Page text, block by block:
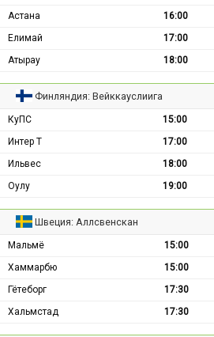
Астана
16:00
Елимай
17:00
Атырау
18:00
Финляндия: Вейккауслиига
КуПС 15:00
Интер Т
17:00
Ильвес
18:00
Оулу
19:00
Швеция: Аллсвенскан
Мальмё 15:00
Хаммарбю
15:00
Гётеборг
17:30
Хальмстад
17:30